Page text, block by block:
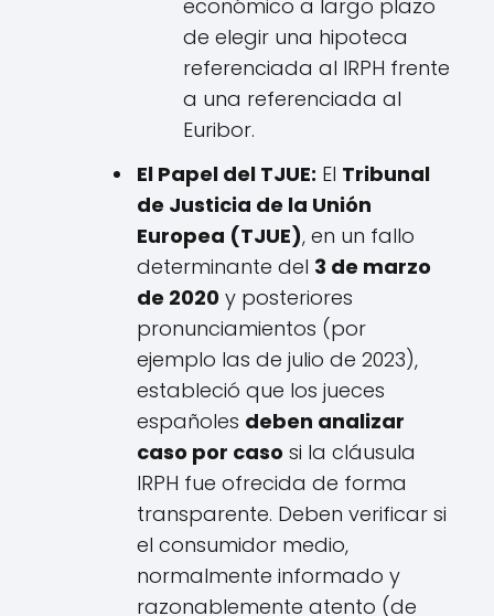
económico a largo plazo
de elegir una hipoteca
referenciada al IRPH frente
a una referenciada al
Euribor.
El Papel del TJUE: El Tribunal
de Justicia de la Unión
Europea (TJUE), en un fallo
determinante del 3 de marzo
de 2020 y posteriores
pronunciamientos (por
ejemplo las de julio de 2023),
estableció que los jueces
españoles deben analizar
caso por caso si la cláusula
IRPH fue ofrecida de forma
transparente. Deben verificar si
el consumidor medio,
normalmente informado y
razonablemente atento (de